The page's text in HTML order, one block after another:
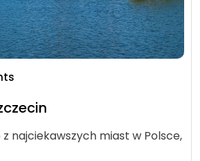
najciekawszych miast w Polsce,